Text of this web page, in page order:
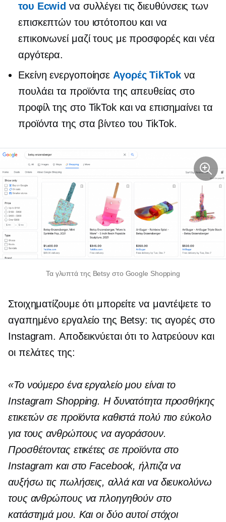
του Ecwid να συλλέγει τις διευθύνσεις των
επισκεπτών του ιστότοπου και να
επικοινωνεί μαζί τους με προσφορές και νέα
αργότερα.
Εκείνη ενεργοποίησε Αγορές TikTokνα
πουλάει τα προϊόντα της απευθείας στο
προφίλ της στο TikTok και να επισημαίνει τα
προϊόντα της στα βίντεο του TikTok.
Τα γλυπτά της Betsy στο Google Shopping
Στοιχηματίζουμε ότι μπορείτε να μαντέψετε το
αγαπημένο εργαλείο της Betsy: τις αγορές στο
Instagram. Αποδεικνύεται ότι το λατρεύουν και
οι πελάτες της:
«Το νούμερο ένα εργαλείο μου είναι το
Instagram Shopping. Η δυνατότητα προσθήκης
ετικετών σε προϊόντα καθιστά πολύ πιο εύκολο
για τους ανθρώπους να αγοράσουν.
Προσθέτοντας ετικέτες σε προϊόντα στο
Instagram και στο Facebook, ήλπιζα να
αυξήσω τις πωλήσεις, αλλά και να διευκολύνω
τους ανθρώπους να πλοηγηθούν στο
κατάστημά μου. Και οι δύο αυτοί στόχοι